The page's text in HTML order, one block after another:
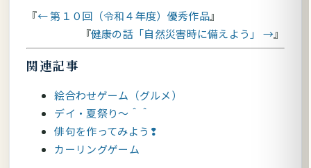
← 第１０回（令和４年度）優秀作品
健康の話「自然災害時に備えよう」 →
関連記事
絵合わせゲーム（グルメ）
デイ・夏祭り～＾＾
俳句を作ってみよう❢
カーリングゲーム